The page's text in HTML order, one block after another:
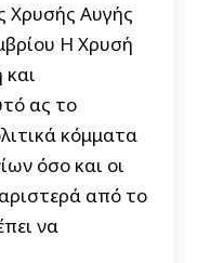
Χρυσής Αυγής
Η Χρυσή
και
ας το
κόμματα
όσο και οι
από το
να